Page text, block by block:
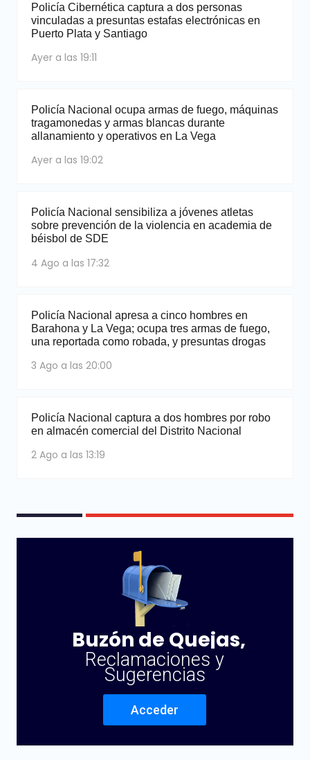
Policía Cibernética captura a dos personas
vinculadas a presuntas estafas electrónicas en
Puerto Plata y Santiago
Ayer a las 19:11
Policía Nacional ocupa armas de fuego, máquinas
tragamonedas y armas blancas durante
allanamiento y operativos en La Vega
Ayer a las 19:02
Policía Nacional sensibiliza a jóvenes atletas
sobre prevención de la violencia en academia de
béisbol de SDE
4 Ago a las 17:32
Policía Nacional apresa a cinco hombres en
Barahona y La Vega; ocupa tres armas de fuego,
una reportada como robada, y presuntas drogas
3 Ago a las 20:00
Policía Nacional captura a dos hombres por robo
en almacén comercial del Distrito Nacional
2 Ago a las 13:19
Buzón de Quejas,
Reclamaciones y
Sugerencias
Acceder